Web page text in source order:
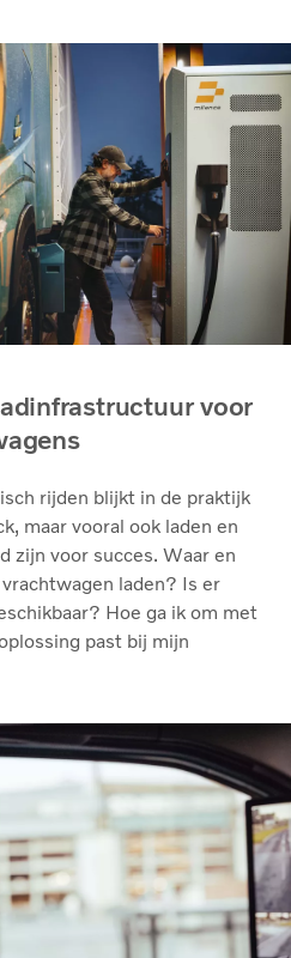
voor
rijden blijkt in de praktijk
maar vooral ook laden en
zijn voor succes. Waar en
laden? Is er
Hoe ga ik om met
past bij mijn